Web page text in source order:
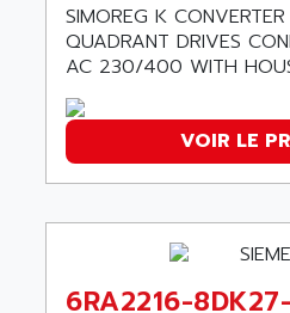
PERMANENT
BPH
BSM SERIE
SIMODRIVE 210
SIMODRIVE 610
SIMODRIVE 650
SIMOREG
SINUMERIK 800
ACOOL
ACOPIAN
ACQUIDUC
ACROMAG
ACS MOTION CONTROL
ACTIA
SIMOREG K CONVERTER
QUADRANT DRIVES
AC 230/400 WITH
VOIR LE
6RA2216-